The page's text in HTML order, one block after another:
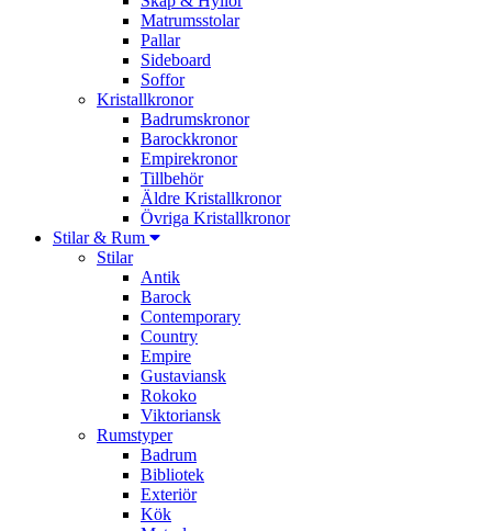
Matrumsstolar
Pallar
Sideboard
Soffor
Kristallkronor
Badrumskronor
Barockkronor
Empirekronor
Tillbehör
Äldre Kristallkronor
Övriga Kristallkronor
Stilar & Rum
Stilar
Antik
Barock
Contemporary
Country
Empire
Gustaviansk
Rokoko
Viktoriansk
Rumstyper
Badrum
Bibliotek
Exteriör
Kök